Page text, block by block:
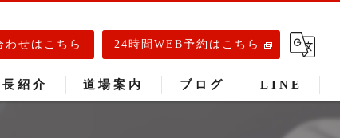
わせはこちら 24時間WEB予約はこちら
紹介 道場案内 ブログ LINE